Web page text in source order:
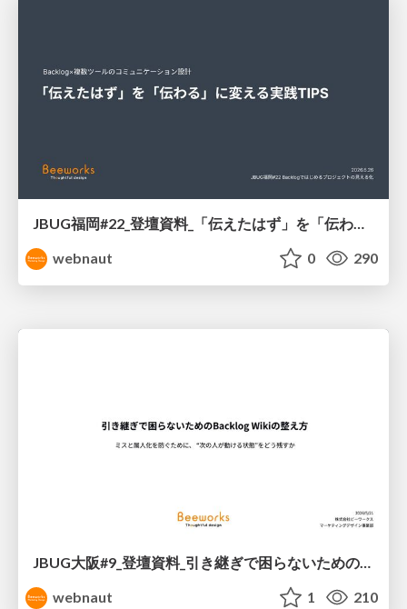
JBUG福岡#22_登壇資料_「伝えたはず」を「伝わる」に変える実践TIPS
webnaut
0 290
webnaut
1 210